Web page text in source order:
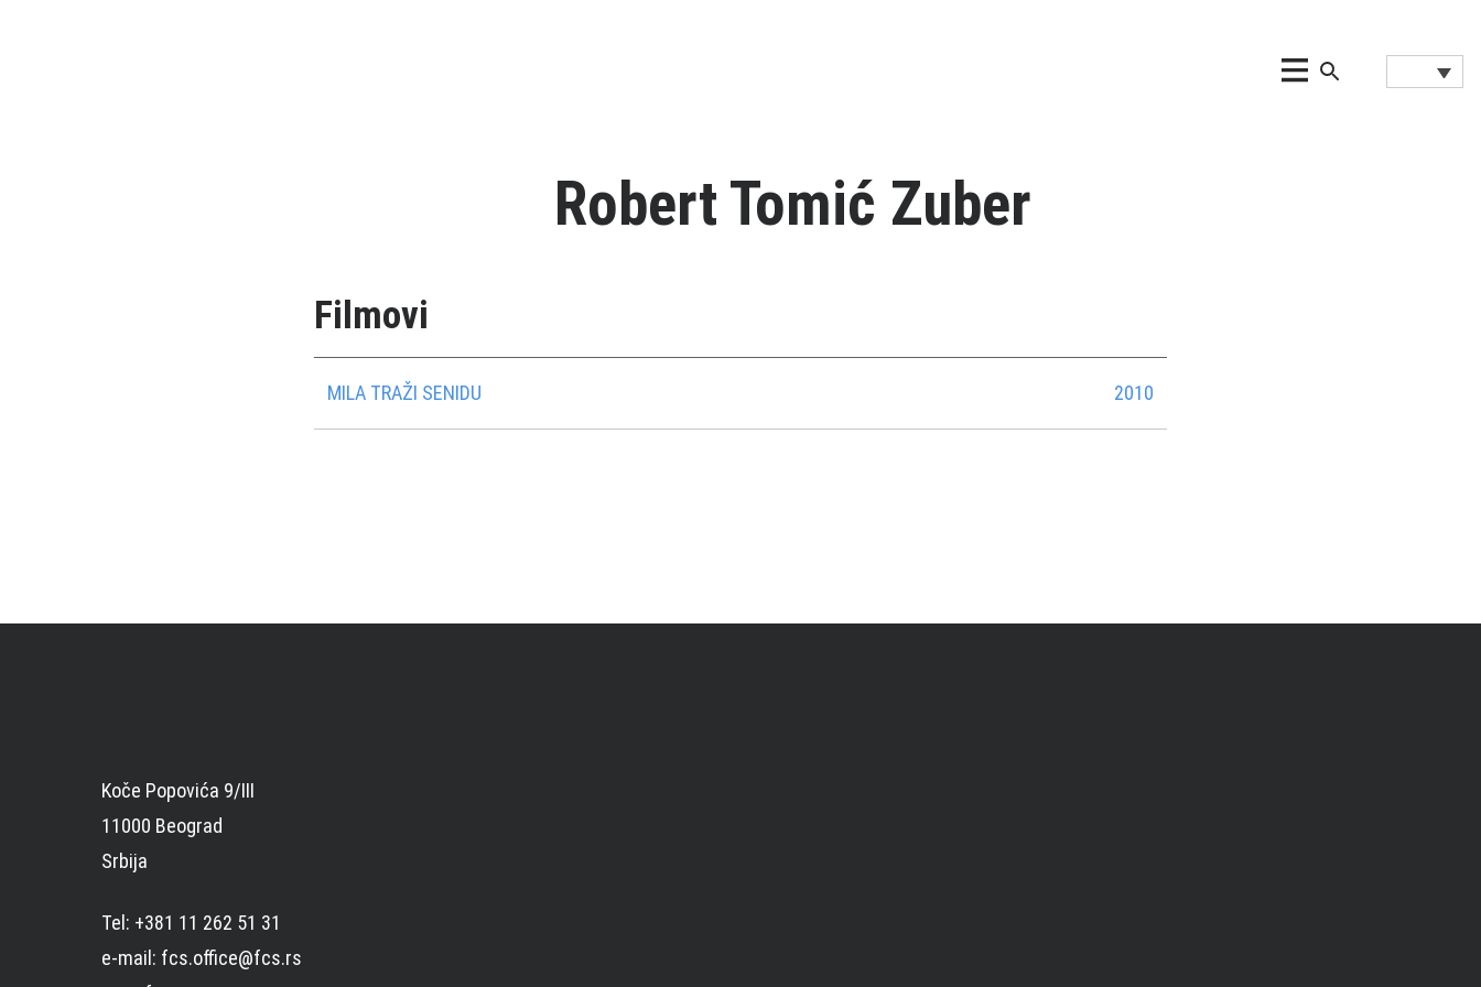
Robert Tomić Zuber
Filmovi
MILA TRAŽI SENIDU 2010
Koče Popovića 9/III
11000 Beograd
Srbija
Tel: +381 11 262 51 31
e-mail: fcs.office@fcs.rs